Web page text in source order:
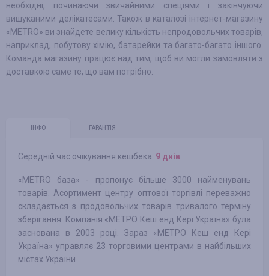
необхідні, починаючи звичайними спеціями і закінчуючи
вишуканими делікатесами. Також в каталозі інтернет-магазину
«METRO» ви знайдете велику кількість непродовольчих товарів,
наприклад, побутову хімію, батарейки та багато-багато іншого.
Команда магазину працює над тим, щоб ви могли замовляти з
доставкою саме те, що вам потрібно.
ІНФО ГАРАНТІЯ
Середній час очікування кешбека: 9 днів
«METRO база» - пропонує більше 3000 найменувань
товарів. Асортимент центру оптової торгівлі переважно
складається з продовольчих товарів тривалого терміну
зберігання. Компанія «МЕТРО Кеш енд Кері Україна» була
заснована в 2003 році. Зараз «МЕТРО Кеш енд Кері
Україна» управляє 23 торговими центрами в найбільших
містах України